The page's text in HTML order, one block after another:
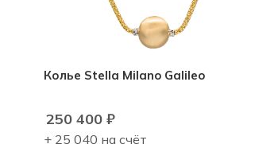
Колье Stella Milano Galileo
250 400 ₽
+ 25 040 на счёт